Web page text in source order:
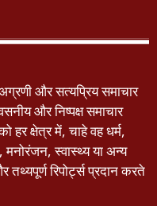
और सत्यप्रिय समाचार
और निष्पक्ष समाचार
हर क्षेत्र में, चाहे वह धर्म,
स्वास्थ्य या अन्य
रिपोर्ट्स प्रदान करते